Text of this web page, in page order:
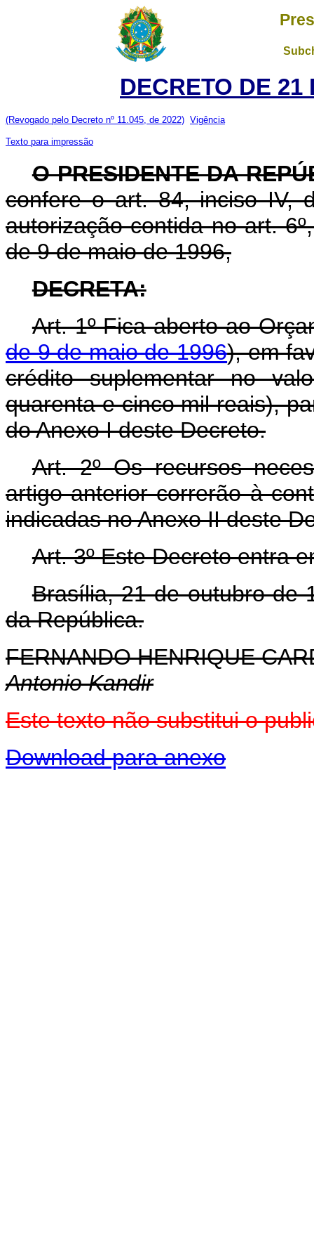
DECRETO DE 21
(Revogado pelo Decreto nº 11.045, de 2022) Vigência
Texto para impressão
O PRESIDENTE DA
confere o art. 84, inciso IV,
autorização contida no art.
de 9 de maio de 1996,
DECRETA:
Art. 1º Fica aberto ao
de 9 de maio de 1996), em
crédito suplementar no
quarenta e cinco mil reais),
do Anexo I deste Decreto.
Art. 2º Os recursos
artigo anterior correrão à
indicadas no Anexo II deste
Art. 3º Este Decreto entra
Brasília, 21 de outubro de
da República.
FERNANDO HENRIQUE
Antonio Kandir
Este texto não substitui o
Download para anexo